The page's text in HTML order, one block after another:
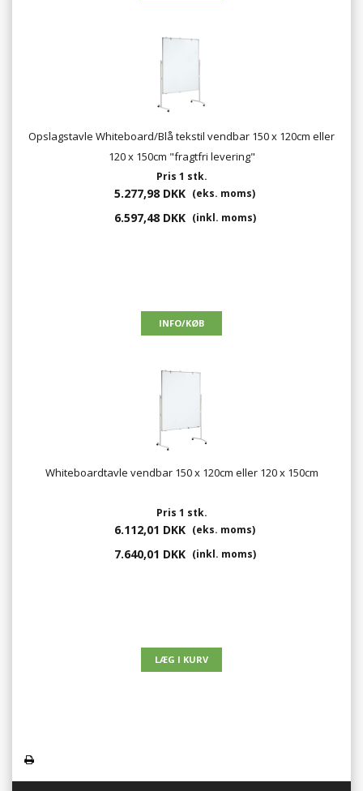
Opslagstavle Whiteboard/Blå tekstil vendbar 150 x 120cm eller
120 x 150cm "fragtfri levering"
Pris 1 stk.
5.277,98 DKK (eks. moms)
6.597,48 DKK (inkl. moms)
Whiteboardtavle vendbar 150 x 120cm eller 120 x 150cm
Pris 1 stk.
6.112,01 DKK (eks. moms)
7.640,01 DKK (inkl. moms)